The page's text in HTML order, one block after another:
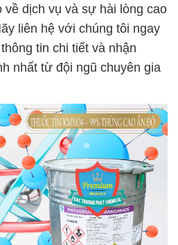
về dịch vụ và sự hài lòng cao
liên hệ với chúng tôi ngay
tin chi tiết và nhận
nhất từ đội ngũ chuyên gia